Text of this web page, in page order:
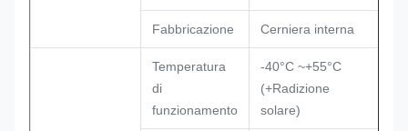
Fabbricazione Cerniera interna
Temperatura
di
funzionamento
-40°C ~+55°C
(+Radizione
solare)